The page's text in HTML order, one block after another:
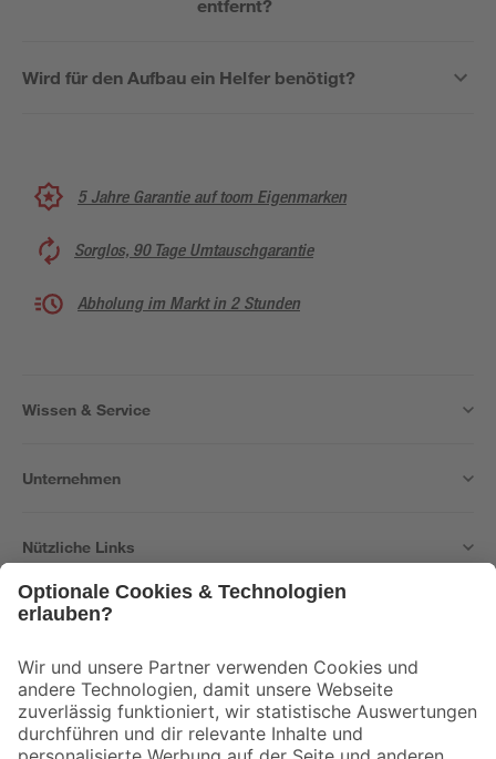
entfernt?
Wird für den Aufbau ein Helfer benötigt?
5 Jahre Garantie auf toom Eigenmarken
Sorglos, 90 Tage Umtauschgarantie
Abholung im Markt in 2 Stunden
Wissen & Service
Unternehmen
Nützliche Links
Der toom Newsletter: Keine Angebote und Aktionen mehr verpassen!
Zur Newsletter Anmeldung